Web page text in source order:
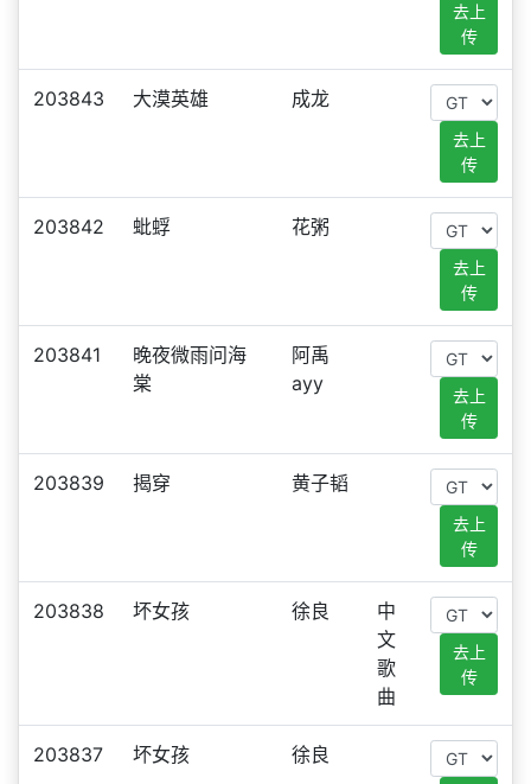
去上
传
203843 大漠英雄 成龙
去上
传
203842 蚍蜉 花粥
去上
传
203841
晚夜微雨问海
棠
阿禹
ayy
去上
传
203839 揭穿 黄子韬
去上
传
203838 坏女孩 徐良
中
文
歌
曲
去上
传
203837 坏女孩 徐良